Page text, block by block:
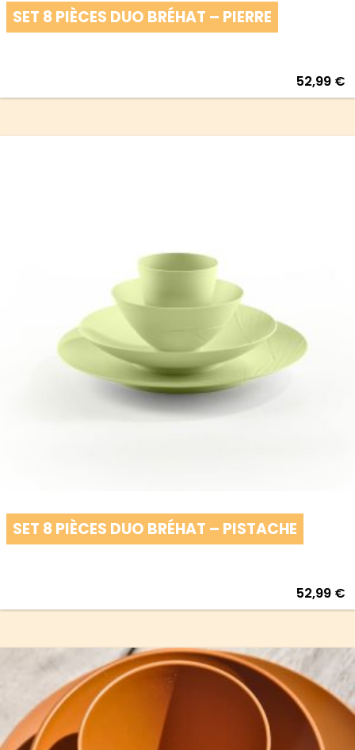
SET 8 PIÈCES DUO BRÉHAT – PIERRE
52,99 €
SET 8 PIÈCES DUO BRÉHAT – PISTACHE
52,99 €